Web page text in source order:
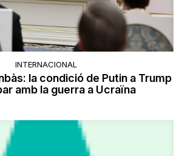
INTERNACIONAL
la condició de Putin a Trump
amb la guerra a Ucraïna